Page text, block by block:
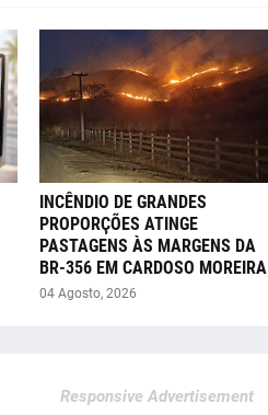
INCÊNDIO DE GRANDES
PROPORÇÕES ATINGE
PASTAGENS ÀS MARGENS DA
BR-356 EM CARDOSO MOREIRA
04 Agosto, 2026
Responsive Advertisement